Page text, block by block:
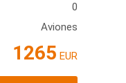
0
Aviones
1265 EUR